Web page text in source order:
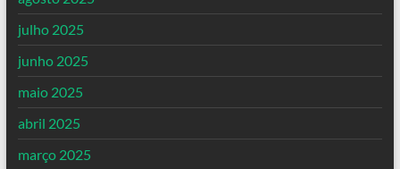
julho 2025
junho 2025
maio 2025
abril 2025
março 2025